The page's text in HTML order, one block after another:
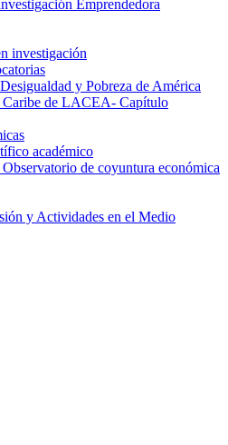
Emprendedora
investigación
y Pobreza de América
Caribe de LACEA- Capítulo
académico
de coyuntura económica
y Actividades en el Medio